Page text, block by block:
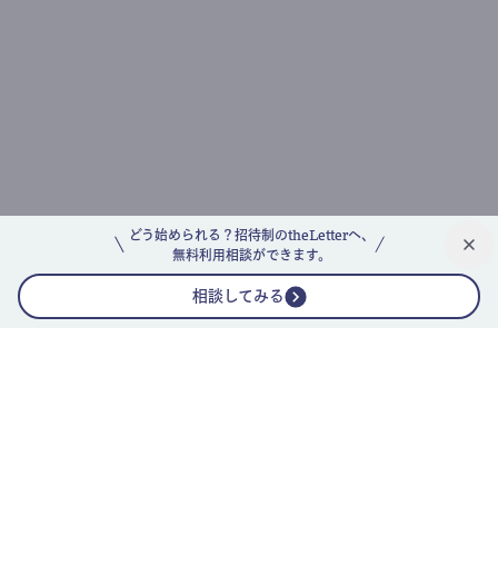
どう始められる？招待制のtheLetterへ、
無料利用相談ができます。
相談してみる